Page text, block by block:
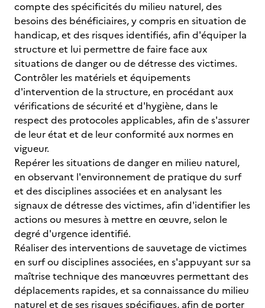
compte des spécificités du milieu naturel, des
besoins des bénéficiaires, y compris en situation de
handicap, et des risques identifiés, afin d'équiper la
structure et lui permettre de faire face aux
situations de danger ou de détresse des victimes.
Contrôler les matériels et équipements
d'intervention de la structure, en procédant aux
vérifications de sécurité et d'hygiène, dans le
respect des protocoles applicables, afin de s'assurer
de leur état et de leur conformité aux normes en
vigueur.
Repérer les situations de danger en milieu naturel,
en observant l'environnement de pratique du surf
et des disciplines associées et en analysant les
signaux de détresse des victimes, afin d'identifier les
actions ou mesures à mettre en œuvre, selon le
degré d'urgence identifié.
Réaliser des interventions de sauvetage de victimes
en surf ou disciplines associées, en s'appuyant sur sa
maîtrise technique des manœuvres permettant des
déplacements rapides, et sa connaissance du milieu
naturel et de ses risques spécifiques, afin de porter